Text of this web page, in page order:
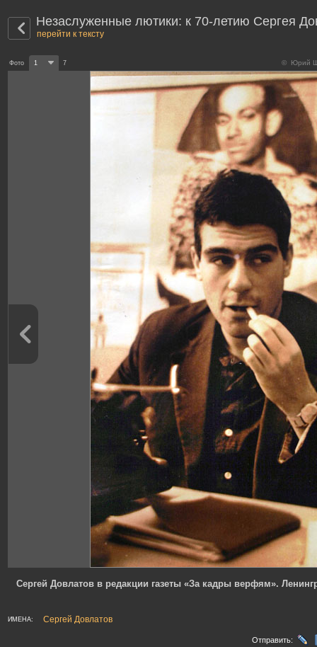
Незаслуженные лютики: к 70-летию Сергея
перейти к тексту
© Юрий
Фото 1 7
Сергей Довлатов в редакции газеты «За кадры верфям».
ИМЕНА: Сергей Довлатов
Отправить: